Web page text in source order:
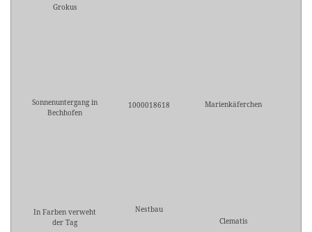
Grokus
Sonnenuntergang in
Bechhofen
1000018618 Marienkäferchen
In Farben verweht
der Tag
Nestbau
Clematis